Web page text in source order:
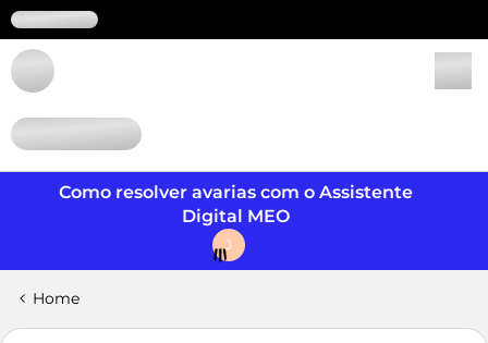
Como resolver avarias com o Assistente
Digital MEO
J
Home